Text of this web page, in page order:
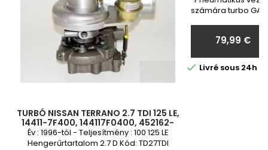
TURBÓ NISSAN TERRANO 2.7 TDI 125 LE,
14411-7F400, 144117F0400, 452162-
0001, 452162-1, 452162-5001S
Év : 1996-tól - Teljesítmény : 100 125 LE
Hengerűrtartalom 2.7 D Kód: TD27TDI
számára turbo
nekünk a
Ár
79,99 €
 Livré sous 24h